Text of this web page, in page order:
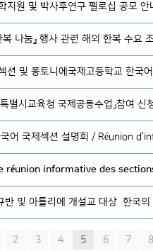
지원 및 박사후연구 펠로십 공모 안
나눔』 행사 관련 해외 한복 수요
별시교육청 국제공동수업」참여 신
2 3 4 5 6 7 8